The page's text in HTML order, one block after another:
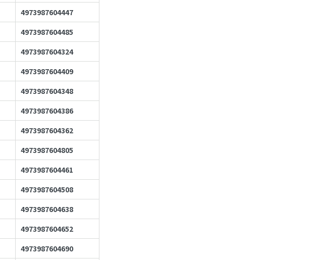
4973987604447
4973987604485
4973987604324
4973987604409
4973987604348
4973987604386
4973987604362
4973987604805
4973987604461
4973987604508
4973987604638
4973987604652
4973987604690